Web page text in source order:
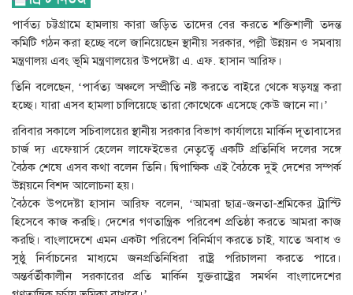
পার্বত্য চট্টগ্রামে হামলায় কারা জড়িত তাদের বের করতে শক্তিশালী তদন্ত
কমিটি গঠন করা হচ্ছে বলে জানিয়েছেন স্থানীয় সরকার, পল্লী উন্নয়ন ও সমবায়
মন্ত্রণালয় এবং ভূমি মন্ত্রণালয়ের উপদেষ্টা এ. এফ. হাসান আরিফ।
তিনি বলেছেন, ‘পার্বত্য অঞ্চলে সম্প্রীতি নষ্ট করতে বাইরে থেকে ষড়যন্ত্র করা
হচ্ছে। যারা এসব হামলা চালিয়েছে তারা কোত্থেকে এসেছে কেউ জানে না।’
রবিবার সকালে সচিবালয়ের স্থানীয় সরকার বিভাগ কার্যালয়ে মার্কিন দূতাবাসের
চার্জ দ্য এফেয়ার্স হেলেন লাফেইভের নেতৃত্বে একটি প্রতিনিধি দলের সঙ্গে
বৈঠক শেষে এসব কথা বলেন তিনি। দ্বিপাক্ষিক এই বৈঠকে দুই দেশের সম্পর্ক
উন্নয়নে বিশদ আলোচনা হয়।
বৈঠকে উপদেষ্টা হাসান আরিফ বলেন, ‘আমরা ছাত্র-জনতা-শ্রমিকের ট্রাস্টি
হিসেবে কাজ করছি। দেশের গণতান্ত্রিক পরিবেশ প্রতিষ্ঠা করতে আমরা কাজ
করছি। বাংলাদেশে এমন একটা পরিবেশ বিনির্মাণ করতে চাই, যাতে অবাধ ও
সুষ্ঠু নির্বাচনের মাধ্যমে জনপ্রতিনিধিরা রাষ্ট্র পরিচালনা করতে পারে।
অন্তর্বর্তীকালীন সরকারের প্রতি মার্কিন যুক্তরাষ্ট্রের সমর্থন বাংলাদেশের